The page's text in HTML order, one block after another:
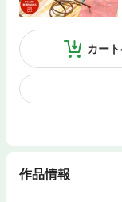
カー
作品情報